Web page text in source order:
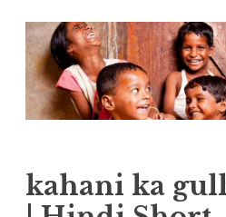
Skip
to
content
kahani ka